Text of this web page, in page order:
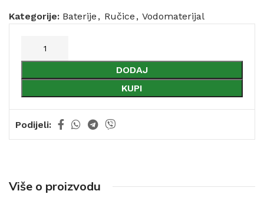
Kategorije: Baterije , Ručice , Vodomaterijal
DODAJ
KUPI
Podijeli:
Više o proizvodu